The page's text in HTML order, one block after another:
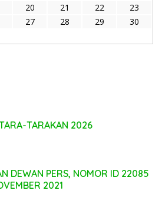
20 21 22
23
27 28 29
30
TARAKAN 2026
DEWAN PERS, NOMOR ID 22085
2021